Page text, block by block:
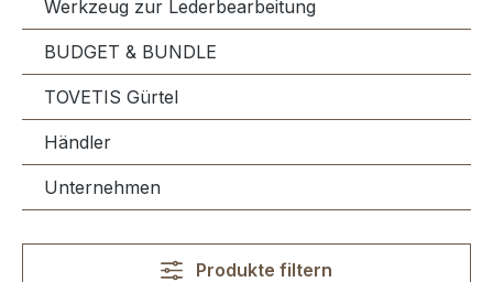
Werkzeug zur Lederbearbeitung
BUDGET & BUNDLE
TOVETIS Gürtel
Händler
Unternehmen
Produkte filtern